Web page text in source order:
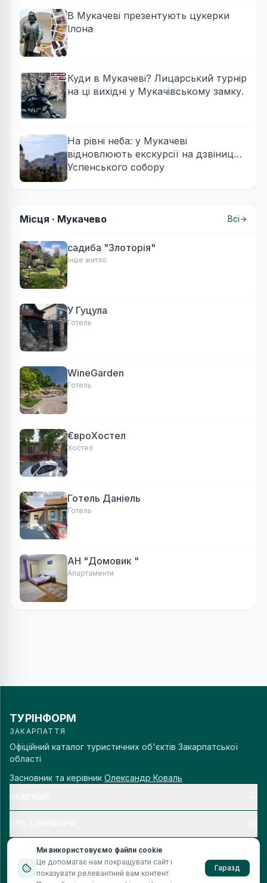
В Мукачеві презентують цукерки
Ілона
Куди в Мукачеві? Лицарський турнір
на ці вихідні у Мукачівському замку.
На рівні неба: у Мукачеві
відновлюють екскурсії на дзвіницю
Успенського собору
Місця · Мукачево Всі
садиба "Злоторія"
Інше житло
У Гуцула
Готель
WineGarden
Готель
€вроХостел
Хостел
Готель Даніель
Готель
АН "Домовик "
Апартаменти
ТУРІНФОРМ
ЗАКАРПАТТЯ
Офіційний каталог туристичних об'єктів Закарпатської
області
Засновник та керівник Олександр Коваль
© 2006–2026 Турінформ Закарпаття. Всі права захищено.
Ми використовуємо файли cookie
Це допомагає нам покращувати сайт і
показувати релевантний вам контент.
Гаразд